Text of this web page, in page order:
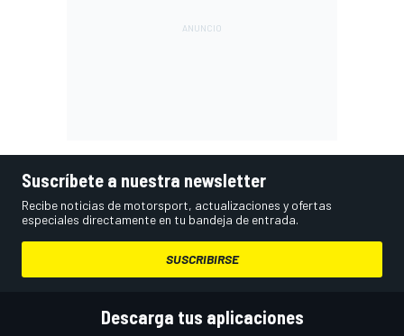
Suscríbete a nuestra newsletter
Recibe noticias de motorsport, actualizaciones y ofertas
especiales directamente en tu bandeja de entrada.
SUSCRIBIRSE
Descarga tus aplicaciones